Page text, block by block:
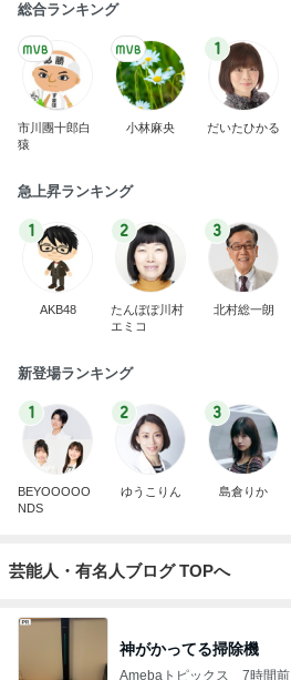
総合ランキング
市川團十郎白
猿
小林麻央
1
だいたひかる
急上昇ランキング
1
AKB48
2
たんぽぽ川村
エミコ
3
北村総一朗
新登場ランキング
1
BEYOOOOO
NDS
2
ゆうこりん
3
島倉りか
芸能人・有名人ブログ TOPへ
神がかってる掃除機
Amebaトピックス 7時間前